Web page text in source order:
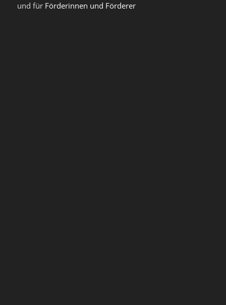
und für Förderinnen und Förderer